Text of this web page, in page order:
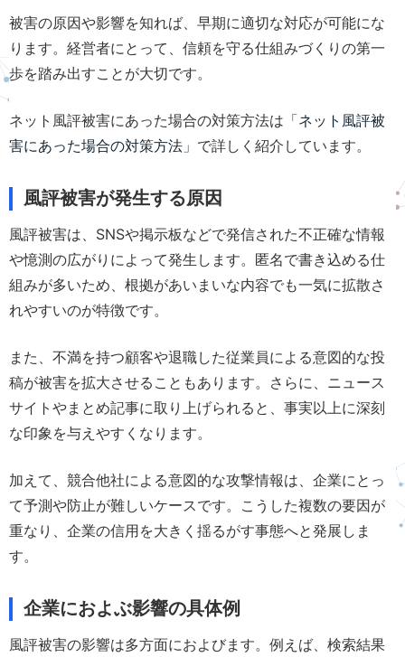
被害の原因や影響を知れば、早期に適切な対応が可能にな
ります。経営者にとって、信頼を守る仕組みづくりの第一
歩を踏み出すことが大切です。
ネット風評被害にあった場合の対策方法は「ネット風評被
害にあった場合の対策方法 」で詳しく紹介しています。
風評被害が発生する原因
風評被害は、SNSや掲示板などで発信された不正確な情報
や憶測の広がりによって発生します。匿名で書き込める仕
組みが多いため、根拠があいまいな内容でも一気に拡散さ
れやすいのが特徴です。
また、不満を持つ顧客や退職した従業員による意図的な投
稿が被害を拡大させることもあります。さらに、ニュース
サイトやまとめ記事に取り上げられると、事実以上に深刻
な印象を与えやすくなります。
加えて、競合他社による意図的な攻撃情報は、企業にとっ
て予測や防止が難しいケースです。こうした複数の要因が
重なり、企業の信用を大きく揺るがす事態へと発展しま
す。
企業におよぶ影響の具体例
風評被害の影響は多方面におよびます。例えば、検索結果